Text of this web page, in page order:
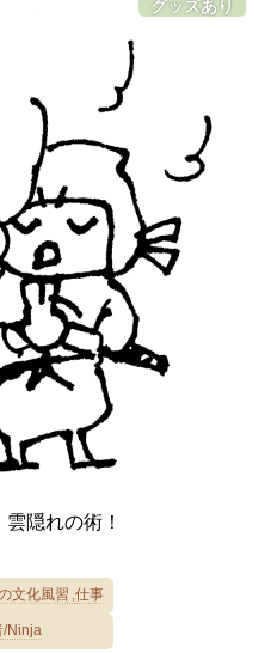
隠れの術！
文化風習 仕事
/Ninja